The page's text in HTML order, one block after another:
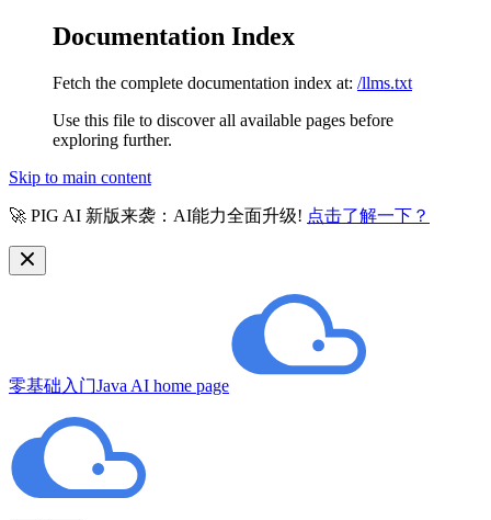
Documentation Index
Fetch the complete documentation index at: /llms.txt
Use this file to discover all available pages before
exploring further.
Skip to main content
🚀 PIG AI 新版来袭：AI能力全面升级! 点击了解一下？
零基础入门Java AI home page